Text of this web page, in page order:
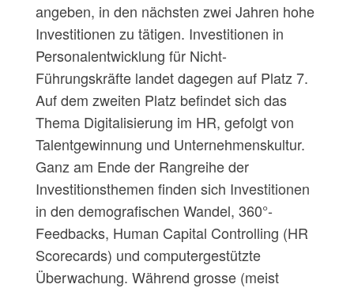
angeben, in den nächsten zwei Jahren hohe
Investitionen zu tätigen. Investitionen in
Personalentwicklung für Nicht-
Führungskräfte landet dagegen auf Platz 7.
Auf dem zweiten Platz befindet sich das
Thema Digitalisierung im HR, gefolgt von
Talentgewinnung und Unternehmenskultur.
Ganz am Ende der Rangreihe der
Investitionsthemen finden sich Investitionen
in den demografischen Wandel, 360°-
Feedbacks, Human Capital Controlling (HR
Scorecards) und computergestützte
Überwachung. Während grosse (meist